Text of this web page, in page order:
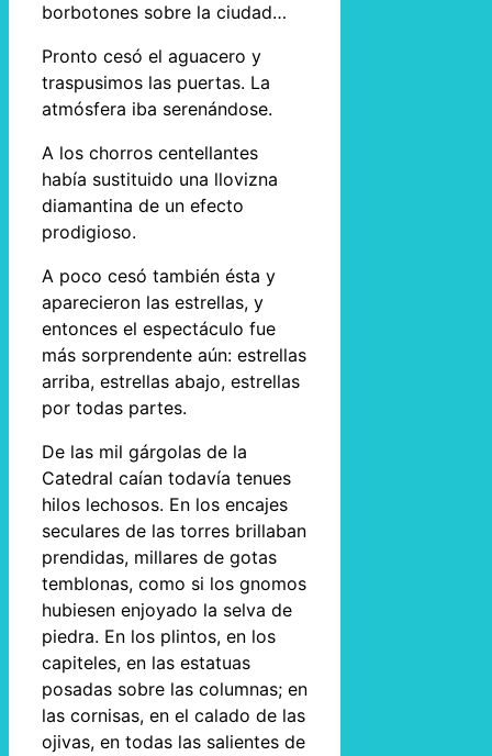
borbotones sobre la ciudad…
Pronto cesó el aguacero y
traspusimos las puertas. La
atmósfera iba serenándose.
A los chorros centellantes
había sustituido una llovizna
diamantina de un efecto
prodigioso.
A poco cesó también ésta y
aparecieron las estrellas, y
entonces el espectáculo fue
más sorprendente aún: estrellas
arriba, estrellas abajo, estrellas
por todas partes.
De las mil gárgolas de la
Catedral caían todavía tenues
hilos lechosos. En los encajes
seculares de las torres brillaban
prendidas, millares de gotas
temblonas, como si los gnomos
hubiesen enjoyado la selva de
piedra. En los plintos, en los
capiteles, en las estatuas
posadas sobre las columnas; en
las cornisas, en el calado de las
ojivas, en todas las salientes de